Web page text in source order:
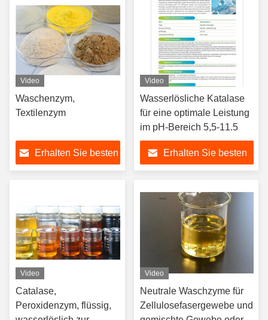
Video
Waschenzym,
Textilenzym
Erhalten Sie besten
Video
Wasserlösliche Katalase
für eine optimale Leistung
im pH-Bereich 5,5-11.5
Erhalten Sie besten
Video
Catalase,
Peroxidenzym, flüssig,
Video
Neutrale Waschzyme für
Zellulosefasergewebe und